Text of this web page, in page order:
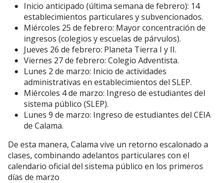
Inicio anticipado (última semana de febrero): 14
establecimientos particulares y subvencionados.
Miércoles 25 de febrero: Mayor concentración de
ingresos (colegios y escuelas de párvulos).
Jueves 26 de febrero: Planeta Tierra I y II.
Viernes 27 de febrero: Colegio Adventista.
Lunes 2 de marzo: Inicio de actividades
administrativas en establecimientos del SLEP.
Miércoles 4 de marzo: Ingreso de estudiantes del
sistema público (SLEP).
Lunes 9 de marzo: Ingreso de estudiantes del CEIA
de Calama.
De esta manera, Calama vive un retorno escalonado a
clases, combinando adelantos particulares con el
calendario oficial del sistema público en los primeros
días de marzo